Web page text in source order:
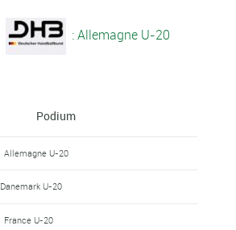
: Allemagne U-20
Podium
Allemagne U-20
Danemark U-20
France U-20